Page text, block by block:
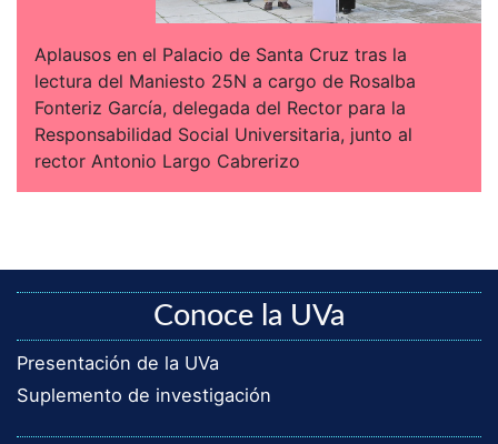
Aplausos en el Palacio de Santa Cruz tras la
lectura del Maniesto 25N a cargo de Rosalba
Fonteriz García, delegada del Rector para la
Responsabilidad Social Universitaria, junto al
rector Antonio Largo Cabrerizo
Conoce la UVa
Presentación de la UVa
Suplemento de investigación